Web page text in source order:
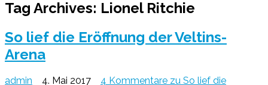
Tag Archives: Lionel Ritchie
So lief die Eröffnung der Veltins-
Arena
admin 4. Mai 2017 4 Kommentare zu So lief die